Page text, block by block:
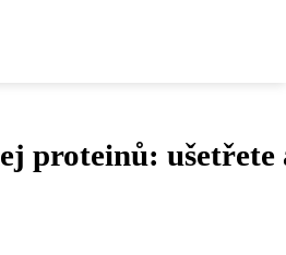
proteinů: ušetřete